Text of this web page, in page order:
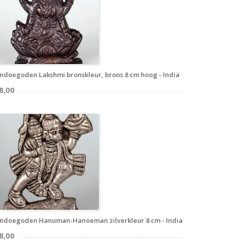
Lakshmi bronskleur, brons 8 cm hoog - India
Hanuman-Hanoeman zilverkleur 8 cm - India